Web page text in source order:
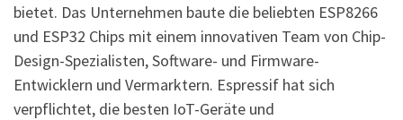
bietet. Das Unternehmen baute die beliebten ESP8266
und ESP32 Chips mit einem innovativen Team von Chip-
Design-Spezialisten, Software- und Firmware-
Entwicklern und Vermarktern. Espressif hat sich
verpflichtet, die besten IoT-Geräte und